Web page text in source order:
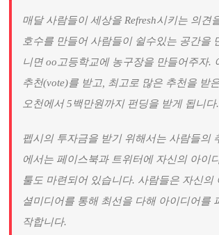
매달 사람들이 세상을 Refresh시키는 의견
호수를 만들어 사람들이 쉴수있는 공간을
니면 oo고등학교에 농구장을 만들어주자.
추천(vote)를 받고, 최고로 많은 추천을 받
오천에서 5백만원까지 펀딩을 받게 됩니다.
펩시의 투자금을 받기 위해서는 사람들의
에서는 페이스북과 트위터에 자신의 아이
툴도 마련되어 있습니다. 사람들은 자신
셜미디어를 통해 최선을 다해 아이디어를
작합니다.